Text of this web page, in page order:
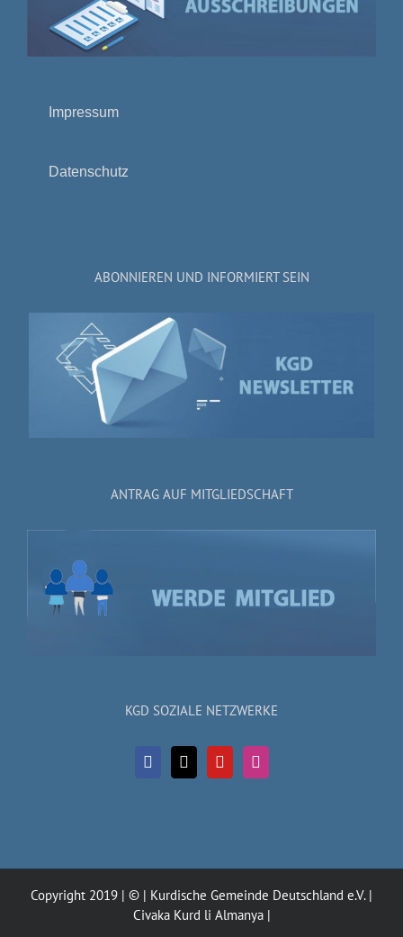
Impressum
Datenschutz
ABONNIEREN UND INFORMIERT SEIN
ANTRAG AUF MITGLIEDSCHAFT
KGD SOZIALE NETZWERKE
Copyright 2019 | © | Kurdische Gemeinde Deutschland e.V. |
Civaka Kurd li Almanya |